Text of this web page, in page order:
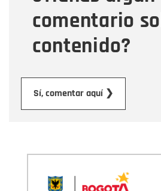
comentario
contenido?
Sí, comentar aquí ❯